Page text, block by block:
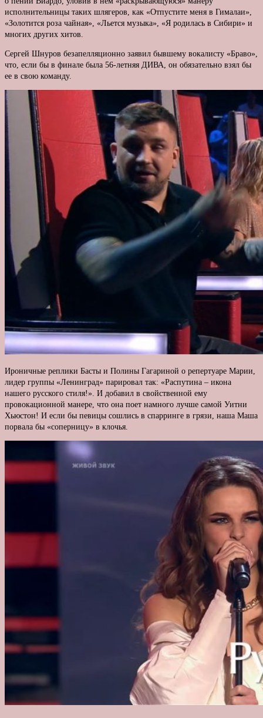
исполнительницы таких шлягеров, как «Отпустите меня в Гималаи»,
«Золотится роза чайная», «Льется музыка», «Я родилась в Сибири» и
многих других хитов.
Сергей Шнуров безапелляционно заявил бывшему вокалисту «Браво»,
что, если бы в финале была 56-летняя ДИВА, он обязательно взял бы
ее в свою команду.
Ироничные реплики Басты и Полины Гагариной о репертуаре Марии,
лидер группы «Ленинград» парировал так: «Распутина – икона
нашего русского стиля!». И добавил в свойственной ему
провокационной манере, что она поет намного лучше самой Уитни
Хьюстон! И если бы певицы сошлись в спарринге в грязи, наша Маша
порвала бы «соперницу» в клочья.